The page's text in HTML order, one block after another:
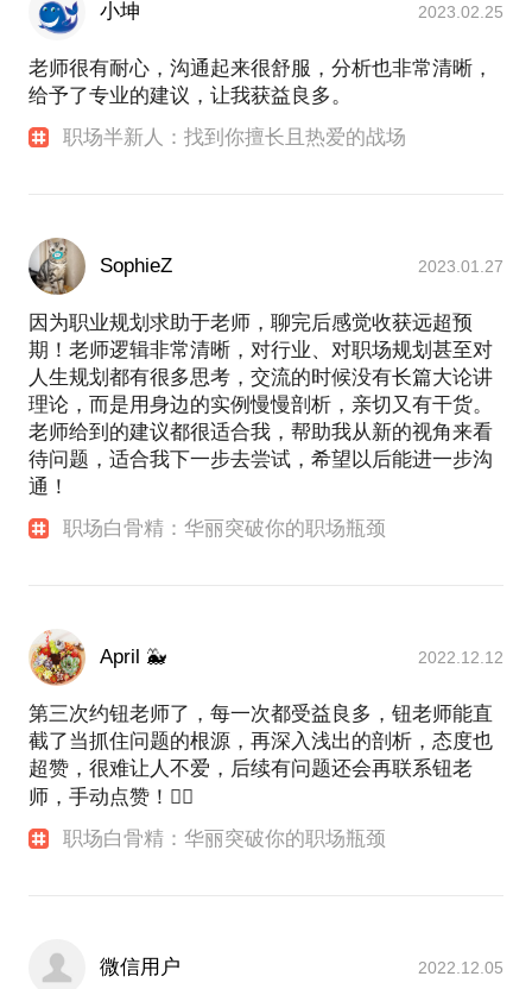
小坤 2023.02.25
老师很有耐心，沟通起来很舒服，分析也非常清晰，
给予了专业的建议，让我获益良多。
职场半新人：找到你擅长且热爱的战场
SophieZ 2023.01.27
因为职业规划求助于老师，聊完后感觉收获远超预
期！老师逻辑非常清晰，对行业、对职场规划甚至对
人生规划都有很多思考，交流的时候没有长篇大论讲
理论，而是用身边的实例慢慢剖析，亲切又有干货。
老师给到的建议都很适合我，帮助我从新的视角来看
待问题，适合我下一步去尝试，希望以后能进一步沟
通！
职场白骨精：华丽突破你的职场瓶颈
April 🐳 2022.12.12
第三次约钮老师了，每一次都受益良多，钮老师能直
截了当抓住问题的根源，再深入浅出的剖析，态度也
超赞，很难让人不爱，后续有问题还会再联系钮老
师，手动点赞！👍🏻
职场白骨精：华丽突破你的职场瓶颈
微信用户 2022.12.05